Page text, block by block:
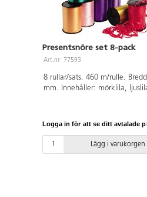
Presentsnöre set 8-pack
Art.nr: 77593
8 rullar/sats. 460 m/rulle.
mm. Innehåller: mörklila,
Logga in för att se ditt avtalade
Lägg i varukorgen